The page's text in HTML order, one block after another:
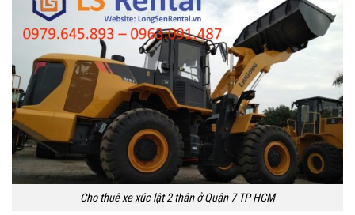
Cho thuê xe xúc lật 2 thân ở Quận 7 TP HCM